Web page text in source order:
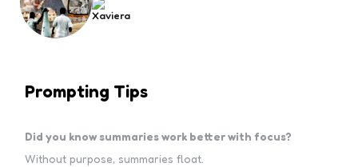
Prompting Tips
Did you know summaries work better with focus?
Without purpose, summaries float.